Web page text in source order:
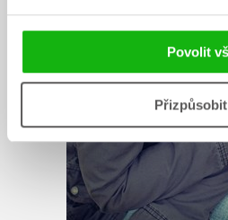
Povolit
Přizpůsobit